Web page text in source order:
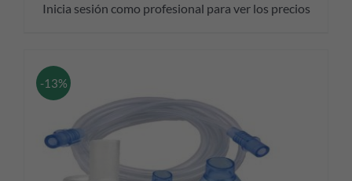
Inicia sesión como profesional para ver los precios
-13%